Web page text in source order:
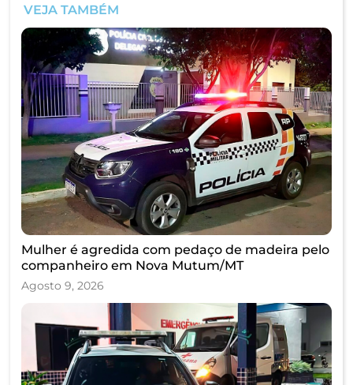
VEJA TAMBÉM
Mulher é agredida com pedaço de madeira pelo
companheiro em Nova Mutum/MT
Agosto 9, 2026